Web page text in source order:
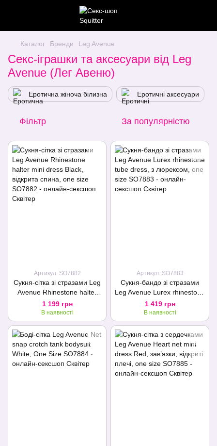
Каталог Бренди Leg Avenue
Секс-іграшки та аксесуари від Leg
Avenue (Лег Авеню)
Еротична жіноча білизна Еротичні аксесуари
Фільтр За популярністю
Артикул: SO7882
Сукня-сітка зі стразами Leg
Avenue Rhinestone halter
mini dress Black, відкрита
спина, one size
1 199 грн
В наявності
Артикул: SO7883
Сукня-бандо зі стразами
Leg Avenue Lurex rhinestone
tube dress, з люрексом, one
size
1 419 грн
В наявності